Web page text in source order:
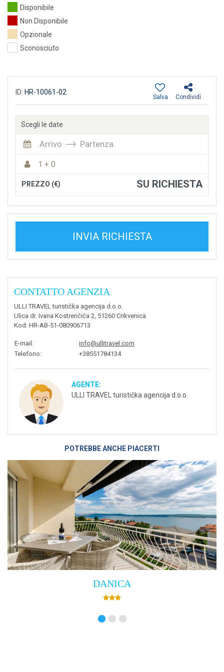
Disponibile
Non Disponibile
Opzionale
Sconosciuto
ID: HR-10061-02
Condividi
Salva
Scegli le date
Arrivo Partenza
1 + 0
PREZZO (€) SU RICHIESTA
INVIA RICHIESTA
CONTATTO AGENZIA
ULLI TRAVEL turistička agencija d.o.o.
Ulica dr. Ivana Kostrenčića 2, 51260 Crikvenica
Kod : HR-AB-51-080906713
E-mail :
info@ullitravel.com
Telefono: +38551784134
AGENTE:
ULLI TRAVEL turistička agencija d.o.o.
POTREBBE ANCHE PIACERTI